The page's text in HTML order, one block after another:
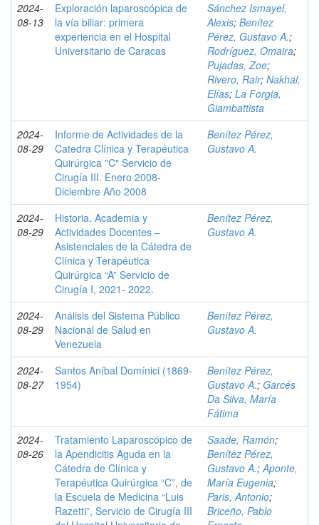
2024-
08-13
Exploración laparoscópica de
la vía biliar: primera
experiencia en el Hospital
Universitario de Caracas
Sánchez Ismayel,
Alexis; Benítez
Pérez, Gustavo A.;
Rodríguez, Omaira;
Pujadas, Zoe;
Rivero, Rair; Nakhal,
Elías; La Forgia,
Giambattista
2024-
08-29
Informe de Actividades de la
Catedra Clínica y Terapéutica
Quirúrgica "C" Servicio de
Cirugía III. Enero 2008-
Diciembre Año 2008
Benítez Pérez,
Gustavo A.
2024-
08-29
Historia, Academia y
Actividades Docentes –
Asistenciales de la Cátedra de
Clínica y Terapéutica
Quirúrgica “A” Servicio de
Cirugía I, 2021- 2022.
Benítez Pérez,
Gustavo A.
2024-
08-29
Análisis del Sistema Público
Nacional de Salud en
Venezuela
Benítez Pérez,
Gustavo A.
2024-
08-27
Santos Aníbal Domínici (1869-
1954)
Benítez Pérez,
Gustavo A.; Garcés
Da Silva, María
Fátima
2024-
08-26
Tratamiento Laparoscópico de
la Apendicitis Aguda en la
Cátedra de Clínica y
Terapéutica Quirúrgica “C”, de
la Escuela de Medicina “Luis
Razetti”, Servicio de Cirugía III
Saade, Ramón;
Benítez Pérez,
Gustavo A.;Aponte,
María Eugenia;
Paris, Antonio;
Briceño, Pablo